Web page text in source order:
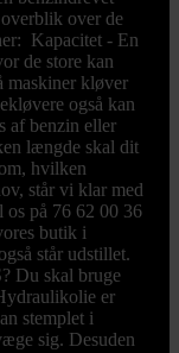
over de
Kapacitet - En
de store kan
maskiner kløver
også kan
af benzin eller
længde skal dit
hvilken
står vi klar med
på 76 62 00 36
butik i
står udstillet.
Du skal bruge
er
stemplet i
sig. Desuden